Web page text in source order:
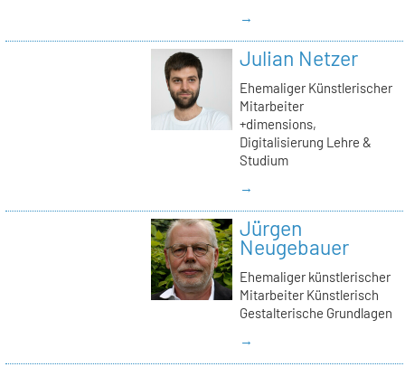
→
Julian Netzer
Ehemaliger Künstlerischer
Mitarbeiter
+dimensions,
Digitalisierung Lehre &
Studium
→
Jürgen
Neugebauer
Ehemaliger künstlerischer
Mitarbeiter Künstlerisch
Gestalterische Grundlagen
→